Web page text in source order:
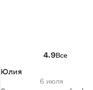
4.9Все
Юлия
6 июля